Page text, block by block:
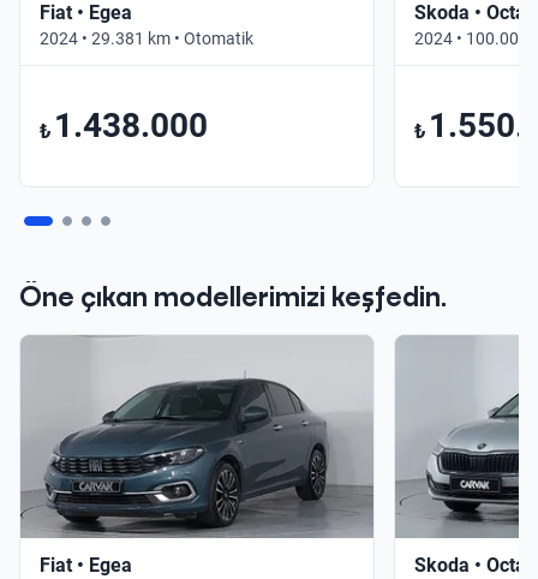
Fiat • Egea
2024 • 29.381 km • Otomatik
₺ 1.438.000
Skoda •
2024 • 100.000
₺
Öne çıkan modellerimizi keşfedin.
Fiat • Egea Skoda •